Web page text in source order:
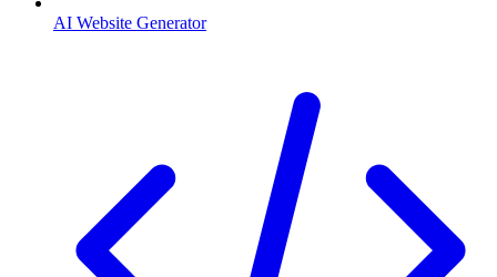
AI Website Generator